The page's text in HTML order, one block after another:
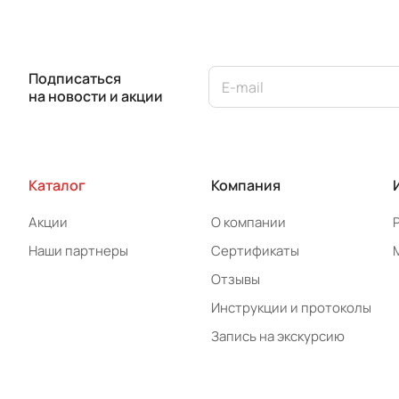
Подписаться
на новости и акции
Каталог
Акции
Наши партнеры
Компания
О компании
Сертификаты
Отзывы
Инструкции и протоколы
Запись на экскурсию